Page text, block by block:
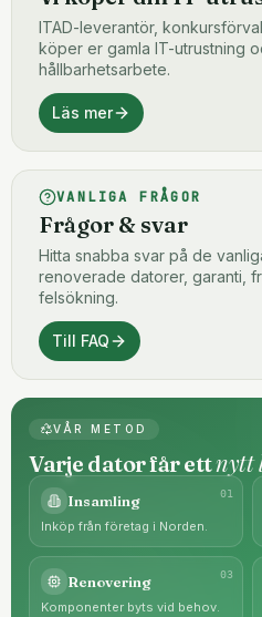
ITAD-leverantör,
köper er gamla IT-utrustning
hållbarhetsarbete.
Läs mer
VANLIGA FRÅGOR
Frågor & svar
Hitta snabba svar på de
renoverade datorer, garanti,
felsökning.
Till FAQ
VÅR METOD
Varje dator får ettnytt
01
Insamling
Inköp från företag i Norden.
03
Renovering
Komponenter byts vid behov.